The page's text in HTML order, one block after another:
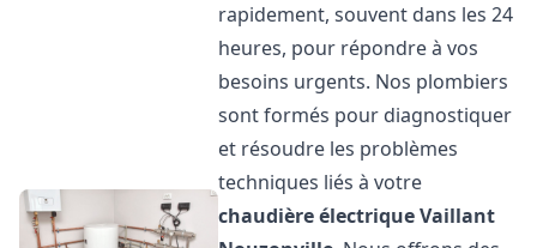
rapidement, souvent dans les 24
heures, pour répondre à vos
besoins urgents. Nos plombiers
sont formés pour diagnostiquer
et résoudre les problèmes
techniques liés à votre
chaudière électrique Vaillant